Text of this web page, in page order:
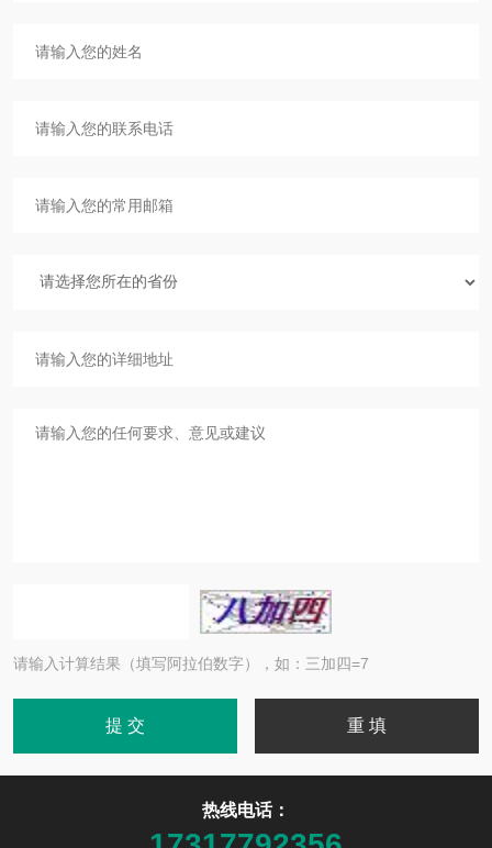
请输入计算结果（填写阿拉伯数字），如：三加四=7
热线电话：